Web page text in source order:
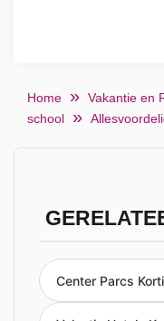
Home Vakantie en
school
Center Parcs